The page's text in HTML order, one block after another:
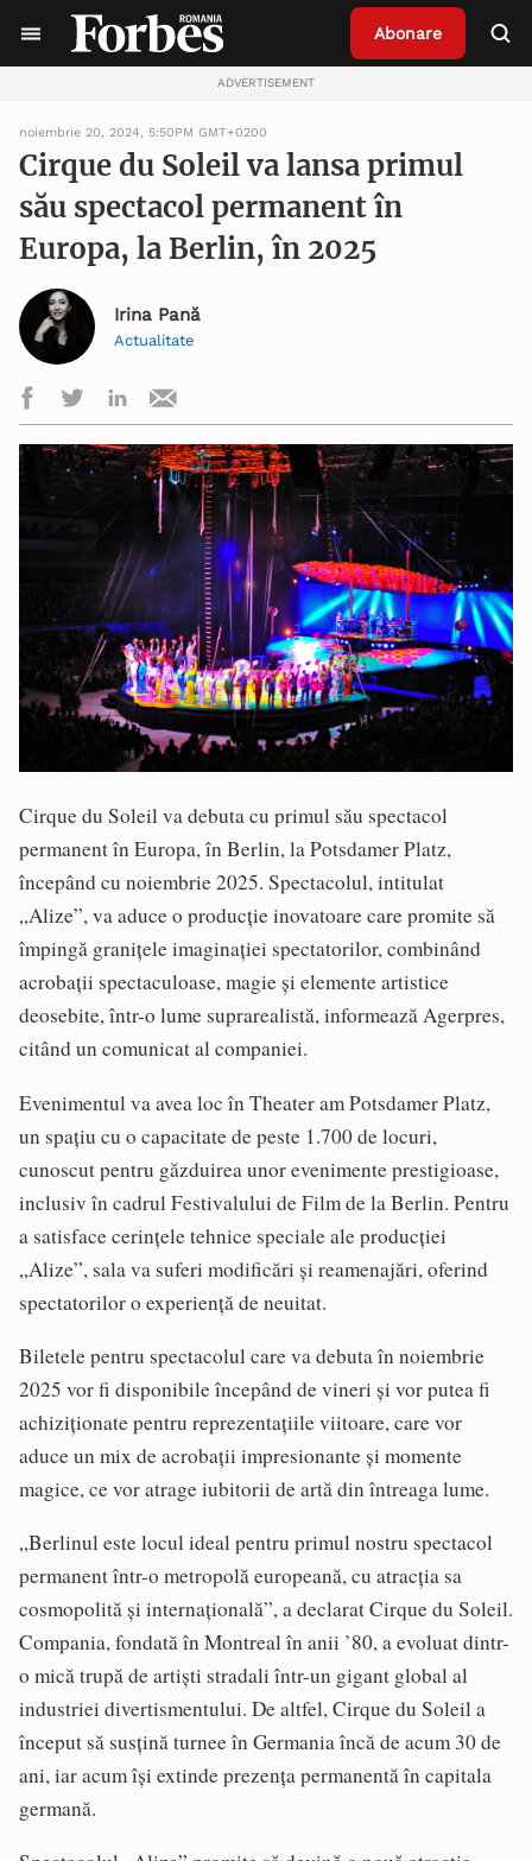
Abonare
ADVERTISEMENT
noiembrie 20, 2024, 5:50PM GMT+0200
Cirque du Soleil va lansa primul
său spectacol permanent în
Europa, la Berlin, în 2025
Irina Pană
Actualitate
Cirque du Soleil va debuta cu primul său spectacol
permanent în Europa, în Berlin, la Potsdamer Platz,
începând cu noiembrie 2025. Spectacolul, intitulat
„Alize”, va aduce o producție inovatoare care promite să
împingă granițele imaginației spectatorilor, combinând
acrobații spectaculoase, magie și elemente artistice
deosebite, într-o lume suprarealistă, informează Agerpres,
citând un comunicat al companiei.
Evenimentul va avea loc în Theater am Potsdamer Platz,
un spațiu cu o capacitate de peste 1.700 de locuri,
cunoscut pentru găzduirea unor evenimente prestigioase,
inclusiv în cadrul Festivalului de Film de la Berlin. Pentru
a satisface cerințele tehnice speciale ale producției
„Alize”, sala va suferi modificări și reamenajări, oferind
spectatorilor o experiență de neuitat.
Biletele pentru spectacolul care va debuta în noiembrie
2025 vor fi disponibile începând de vineri și vor putea fi
achiziționate pentru reprezentațiile viitoare, care vor
aduce un mix de acrobații impresionante și momente
magice, ce vor atrage iubitorii de artă din întreaga lume.
„Berlinul este locul ideal pentru primul nostru spectacol
permanent într-o metropolă europeană, cu atracția sa
cosmopolită și internațională”, a declarat Cirque du Soleil.
Compania, fondată în Montreal în anii ’80, a evoluat dintr-
o mică trupă de artişti stradali într-un gigant global al
industriei divertismentului. De altfel, Cirque du Soleil a
început să susțină turnee în Germania încă de acum 30 de
ani, iar acum își extinde prezența permanentă în capitala
germană.